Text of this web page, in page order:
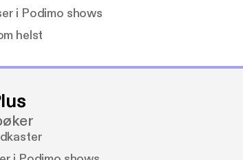
i Podimo shows
helst